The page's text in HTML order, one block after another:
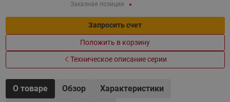
Заказная позиция
Запросить счет
Положить в корзину
Техническое описание серии
О товаре Обзор
Характеристики